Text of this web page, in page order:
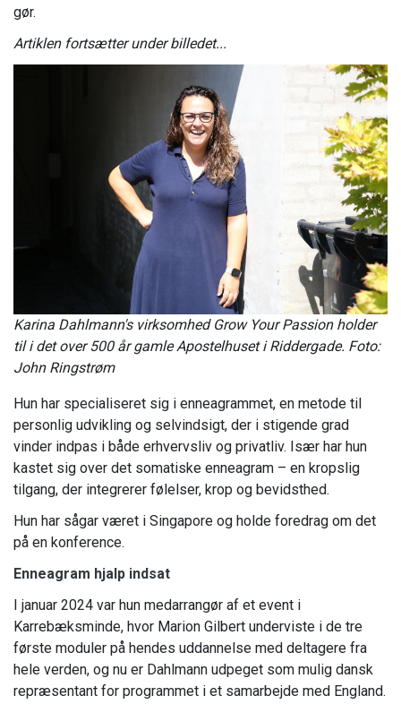
gør.
Artiklen fortsætter under billedet...
Karina Dahlmann's virksomhed Grow Your Passion holder
til i det over 500 år gamle Apostelhuset i Riddergade. Foto:
John Ringstrøm
Hun har specialiseret sig i enneagrammet, en metode til
personlig udvikling og selvindsigt, der i stigende grad
vinder indpas i både erhvervsliv og privatliv. Især har hun
kastet sig over det somatiske enneagram – en kropslig
tilgang, der integrerer følelser, krop og bevidsthed.
Hun har sågar været i Singapore og holde foredrag om det
på en konference.
Enneagram hjalp indsat
I januar 2024 var hun medarrangør af et event i
Karrebæksminde, hvor Marion Gilbert underviste i de tre
første moduler på hendes uddannelse med deltagere fra
hele verden, og nu er Dahlmann udpeget som mulig dansk
repræsentant for programmet i et samarbejde med England.